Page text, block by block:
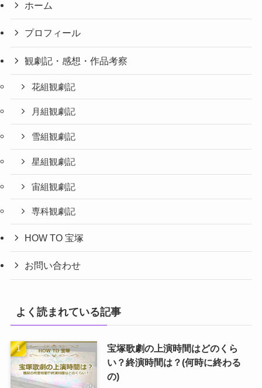
ホーム
プロフィール
観劇記・感想・作品考察
花組観劇記
月組観劇記
雪組観劇記
星組観劇記
宙組観劇記
専科観劇記
HOW TO 宝塚
お問い合わせ
よく読まれている記事
宝塚歌劇の上演時間はどのくら
い？終演時間は？(何時に終わる
の)